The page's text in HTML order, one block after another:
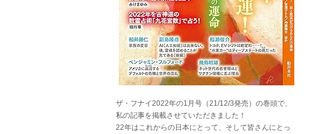
ザ・フナイ2022年の1月号（21/12/3発売）の巻頭で、
私の記事を掲載させていただきました！
22年はこれからの日本にとって、そして皆さんにとっ